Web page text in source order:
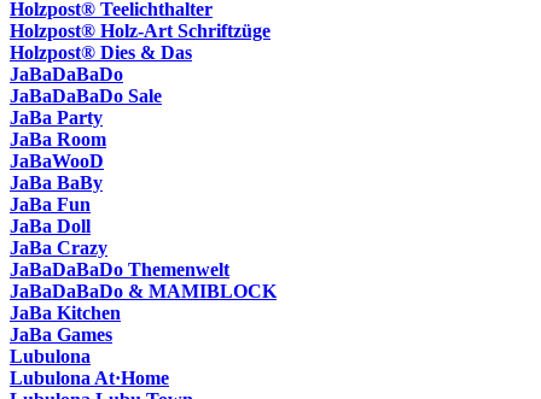
Holzpost® Teelichthalter
Holzpost® Holz-Art Schriftzüge
Holzpost® Dies & Das
JaBaDaBaDo
JaBaDaBaDo Sale
JaBa Party
JaBa Room
JaBaWooD
JaBa BaBy
JaBa Fun
JaBa Doll
JaBa Crazy
JaBaDaBaDo Themenwelt
JaBaDaBaDo & MAMIBLOCK
JaBa Kitchen
JaBa Games
Lubulona
Lubulona At·Home